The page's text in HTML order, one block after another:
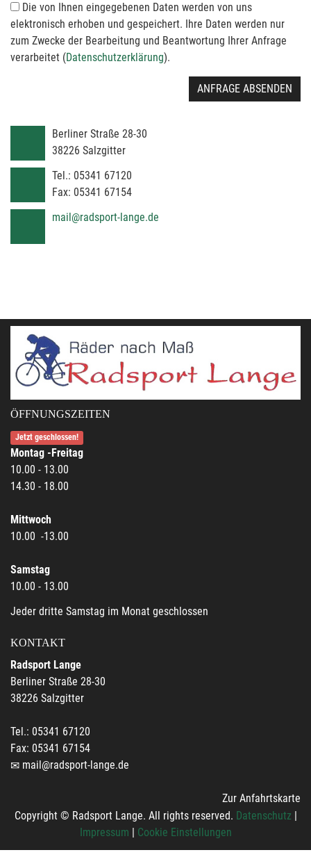
Die von Ihnen eingegebenen Daten werden von uns
elektronisch erhoben und gespeichert. Ihre Daten werden nur
zum Zwecke der Bearbeitung und Beantwortung Ihrer Anfrage
verarbeitet (Datenschutzerklärung).
ANFRAGE ABSENDEN
Berliner Straße 28-30
38226 Salzgitter
Tel.: 05341 67120
Fax: 05341 67154
mail@radsport-lange.de
ÖFFNUNGSZEITEN
Jetzt geschlossen!
Montag -Freitag
10.00 - 13.00
14.30 - 18.00
Mittwoch
10.00 -13.00
Samstag
10.00 - 13.00
Jeder dritte Samstag im Monat geschlossen
KONTAKT
Radsport Lange
Berliner Straße 28-30
38226 Salzgitter
Tel.: 05341 67120
Fax: 05341 67154
mail@radsport-lange.de
Zur Anfahrtskarte
Copyright © Radsport Lange. All rights reserved. Datenschutz|
Impressum
Cookie Einstellungen